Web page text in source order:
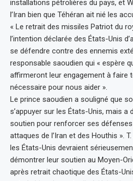
installations pétrolières du pays, et
l’Iran bien que Téhéran ait nié les
« Le retrait des missiles Patriot du
l’intention déclarée des États-Unis
se défendre contre des ennemis
responsable saoudien qui « espère
affirmeront leur engagement à faire
nécessaire pour nous aider ».
Le prince saoudien a souligné que
s’appuyer sur les États-Unis, mais a
soutien pour renforcer ses
attaques de l’Iran et des Houthis ».
les États-Unis devraient
démontrer leur soutien au Moyen-
après retrait chaotique des États-